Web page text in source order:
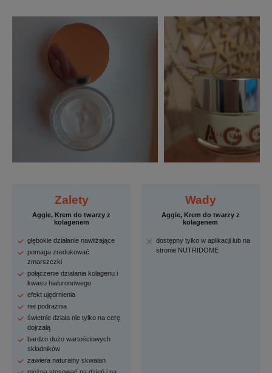
Zalety
Aggie, Krem do twarzy z
kolagenem
głębokie działanie nawilżające
pomaga zredukować
zmarszczki
połączenie działania kolagenu i
kwasu hialuronowego
efekt ujędrnienia
nie podrażnia
świetnie działa nie tylko na cerę
dojrzałą
bardzo dużo wartościowych
składników
zawiera naturalny skwalan
Wady
Aggie, Krem do twarzy z
kolagenem
dostępny tylko w aplikacji lub na
stronie NUTRIDOME